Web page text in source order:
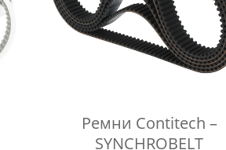
Ремни Contitech –
SYNCHROBELT